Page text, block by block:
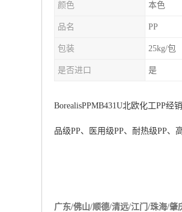
颜色 本色
品名 PP
包装 25kg/包
是否进口 是
BorealisPPMB431U北欧化工PP经
品级PP、医用级PP、耐热级PP、
广东/佛山/顺德/清远/江门 /珠海/肇